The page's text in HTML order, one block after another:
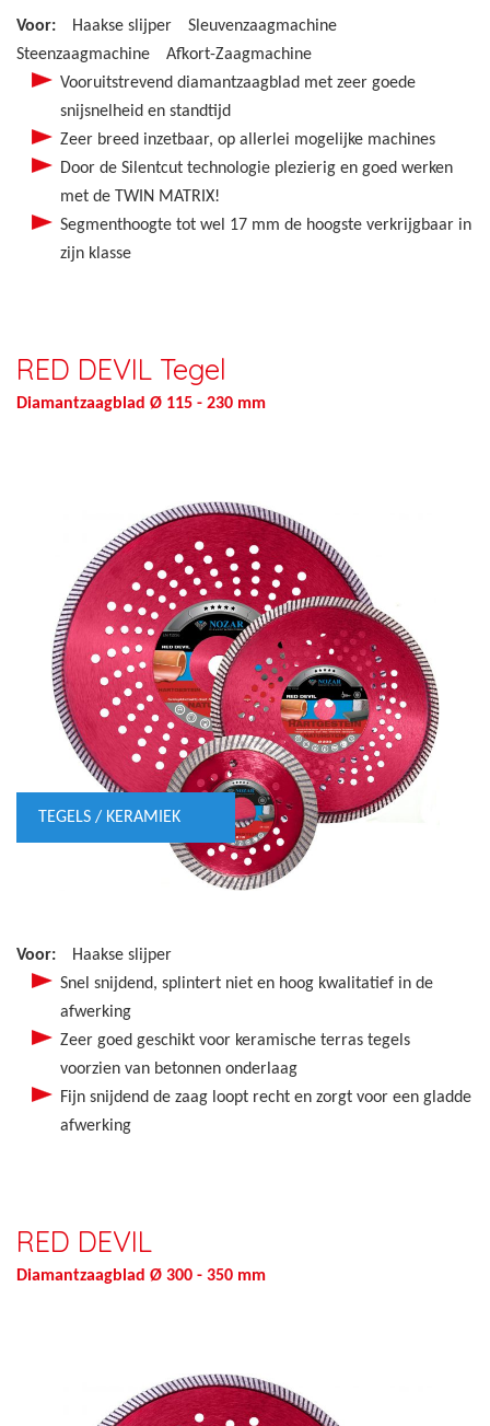
Voor: Haakse slijper
Sleuvenzaagmachine
Steenzaagmachine
Afkort-Zaagmachine
Vooruitstrevend diamantzaagblad met zeer goede
snijsnelheid en standtijd
Zeer breed inzetbaar, op allerlei mogelijke machines
Door de Silentcut technologie plezierig en goed werken
met de TWIN MATRIX!
Segmenthoogte tot wel 17 mm de hoogste verkrijgbaar in
zijn klasse
RED DEVIL Tegel
Diamantzaagblad Ø 115 - 230 mm
TEGELS / KERAMIEK
Voor:
Haakse slijper
Snel snijdend, splintert niet en hoog kwalitatief in de
afwerking
Zeer goed geschikt voor keramische terras tegels
voorzien van betonnen onderlaag
Fijn snijdend de zaag loopt recht en zorgt voor een gladde
afwerking
RED DEVIL
Diamantzaagblad Ø 300 - 350 mm